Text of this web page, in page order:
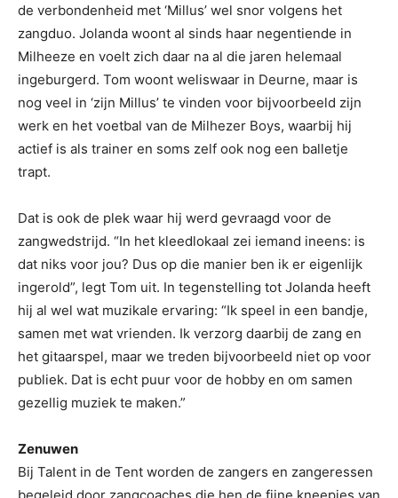
de verbondenheid met ‘Millus’ wel snor volgens het
zangduo. Jolanda woont al sinds haar negentiende in
Milheeze en voelt zich daar na al die jaren helemaal
ingeburgerd. Tom woont weliswaar in Deurne, maar is
nog veel in ‘zijn Millus’ te vinden voor bijvoorbeeld zijn
werk en het voetbal van de Milhezer Boys, waarbij hij
actief is als trainer en soms zelf ook nog een balletje
trapt.
Dat is ook de plek waar hij werd gevraagd voor de
zangwedstrijd. “In het kleedlokaal zei iemand ineens: is
dat niks voor jou? Dus op die manier ben ik er eigenlijk
ingerold”, legt Tom uit. In tegenstelling tot Jolanda heeft
hij al wel wat muzikale ervaring: “Ik speel in een bandje,
samen met wat vrienden. Ik verzorg daarbij de zang en
het gitaarspel, maar we treden bijvoorbeeld niet op voor
publiek. Dat is echt puur voor de hobby en om samen
gezellig muziek te maken.”
Zenuwen
Bij Talent in de Tent worden de zangers en zangeressen